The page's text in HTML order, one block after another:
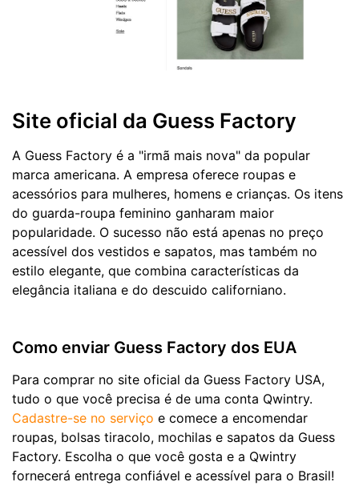
Site oficial da Guess Factory
A Guess Factory é a "irmã mais nova" da popular
marca americana. A empresa oferece roupas e
acessórios para mulheres, homens e crianças. Os itens
do guarda-roupa feminino ganharam maior
popularidade. O sucesso não está apenas no preço
acessível dos vestidos e sapatos, mas também no
estilo elegante, que combina características da
elegância italiana e do descuido californiano.
Como enviar Guess Factory dos EUA
Para comprar no site oficial da Guess Factory USA,
tudo o que você precisa é de uma conta Qwintry.
Cadastre-se no serviço e comece a encomendar
roupas, bolsas tiracolo, mochilas e sapatos da Guess
Factory. Escolha o que você gosta e a Qwintry
fornecerá entrega confiável e acessível para o Brasil!